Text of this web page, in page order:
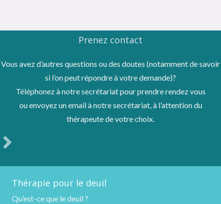
Prenez contact
Vous avez d’autres questions ou des doutes (notamment de savoir
si l’on peut répondre à votre demande)?
Téléphonez à notre secrétariat pour prendre rendez vous
ou envoyez un email à notre secrétariat, à l’attention du
thérapeute de votre choix.
Thérapie pour le deuil
Qu’est-ce que le deuil ?